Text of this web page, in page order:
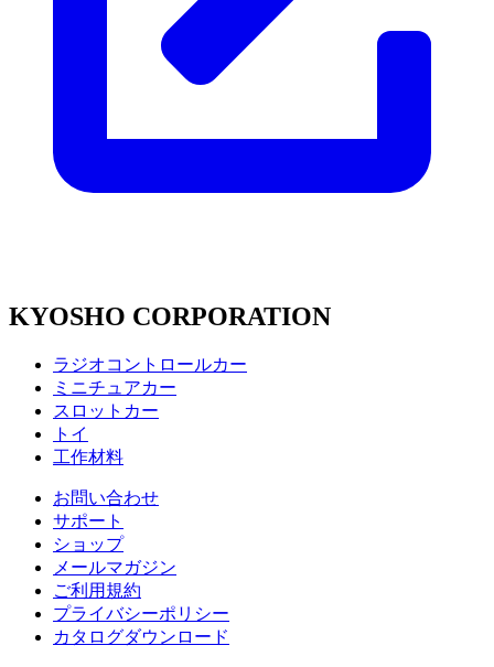
KYOSHO CORPORATION
ラジオコントロールカー
ミニチュアカー
スロットカー
トイ
工作材料
お問い合わせ
サポート
ショップ
メールマガジン
ご利用規約
プライバシーポリシー
カタログダウンロード